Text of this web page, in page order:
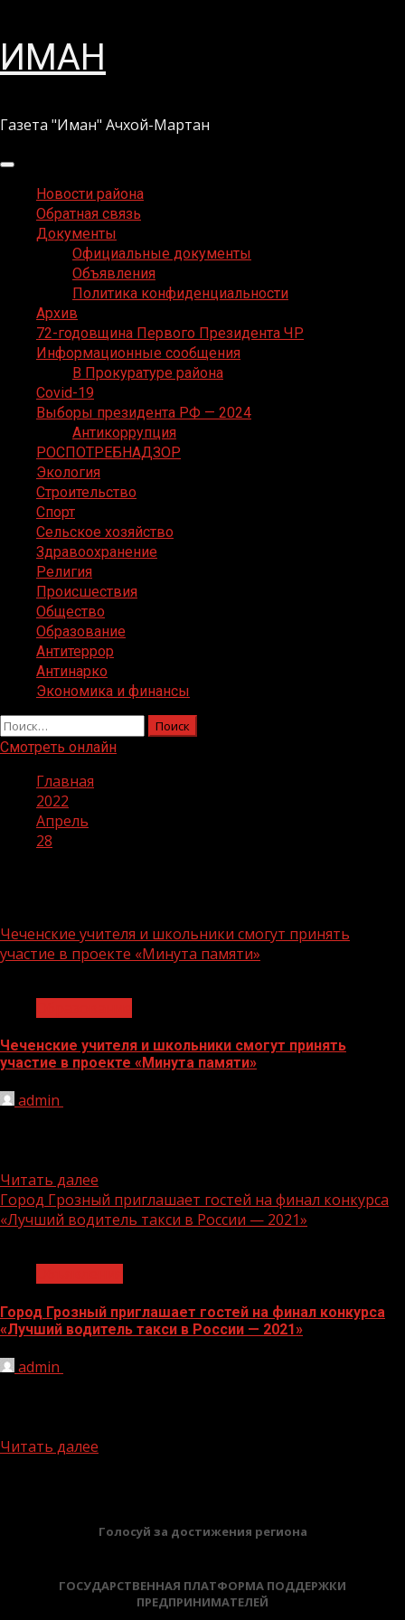
Перейти
кИМАН
Газета "Иман" Ачхой-Мартан
Основное
менюНовости района
Обратная связь
Документы
Официальные документы
Объявления
Политика конфиденциальности
Архив
72-годовщина Первого Президента ЧР
Информационные сообщения
В Прокуратуре района
Covid-19
Выборы президента РФ — 2024
Антикоррупция
РОСПОТРЕБНАДЗОР
Экология
Строительство
Спорт
Сельское хозяйство
Здравоохранение
Религия
Происшествия
Общество
Образование
Антитеррор
Антинарко
Экономика и финансы
Найти:
Смотреть онлайн
Главная
2022
Апрель
28
Чеченские учителя и школьники смогут принять
участие в проекте «Минута памяти»
Чеченские учителя и школьники смогут принять
участие в проекте «Минута памяти»
admin
Читать далее
Город Грозный приглашает гостей на финал конкурса
«Лучший водитель такси в России — 2021»
Город Грозный приглашает гостей на финал конкурса
«Лучший водитель такси в России — 2021»
admin
Читать далее
Голосуй за достижения региона
ГОСУДАРСТВЕННАЯ ПЛАТФОРМА ПОДДЕРЖКИ
ПРЕДПРИНИМАТЕЛЕЙ